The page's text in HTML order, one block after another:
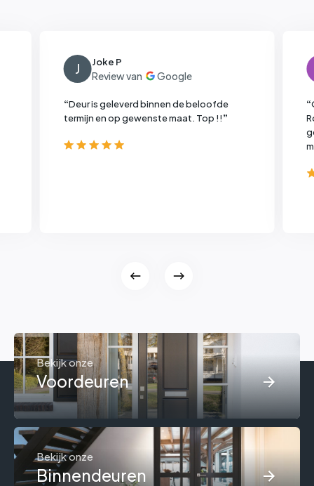
Joke P
J
“Deur is geleverd binnen de beloofde
termijn en op gewenste maat. Top !!”
“
Bekijk onze
Voordeuren
Bekijk onze
Binnendeuren